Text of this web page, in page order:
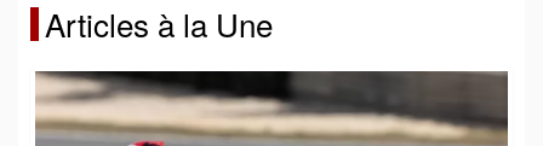
Articles à la Une